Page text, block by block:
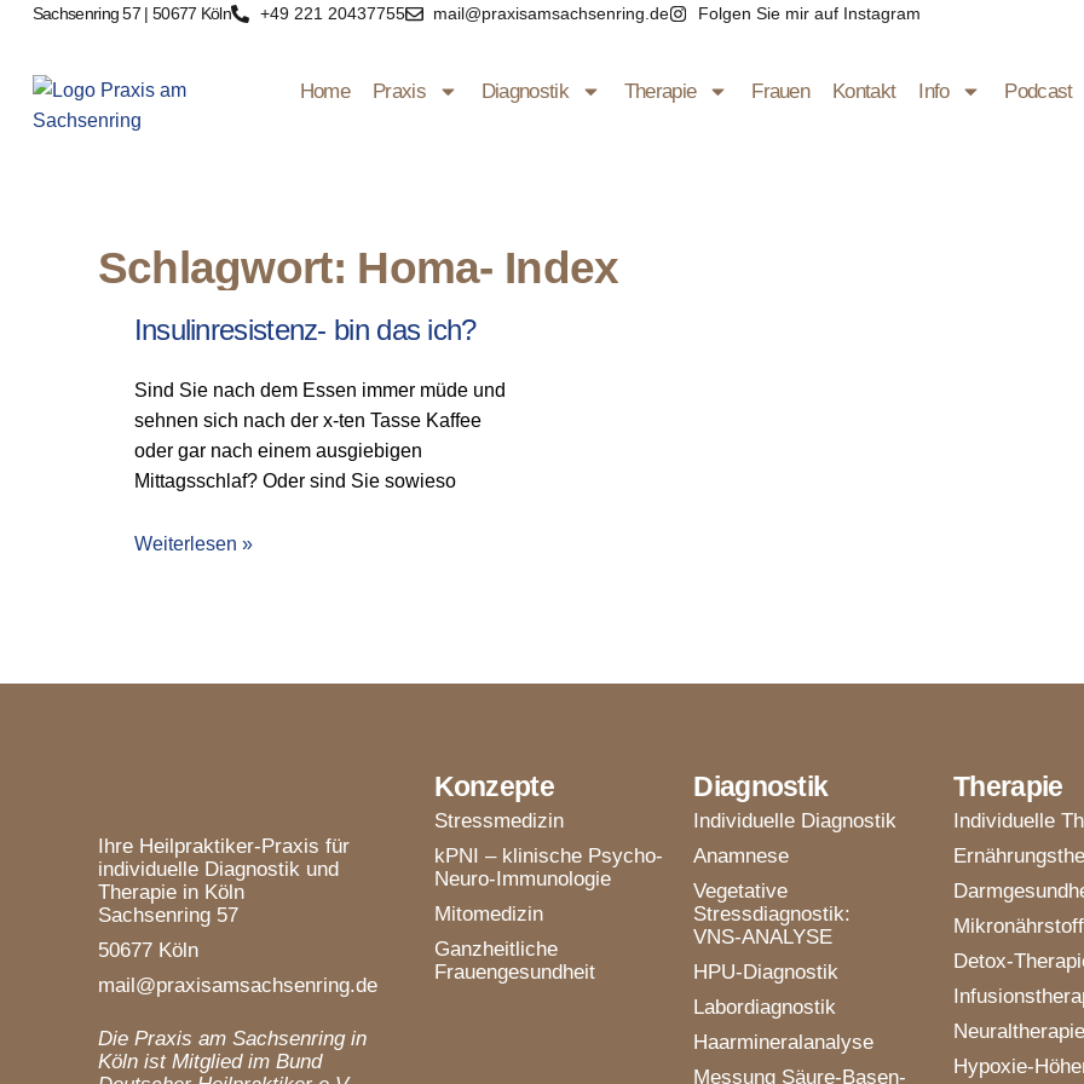
Sachsenring 57 | 50677 Köln +49 221 20437755 mail@praxisamsachsenring.de Folgen Sie mir auf Instagram
Home Praxis Diagnostik Therapie Frauen Kontakt Info Podcast
Schlagwort: Homa- Index
Insulinresistenz- bin das ich?
Sind Sie nach dem Essen immer müde und
sehnen sich nach der x-ten Tasse Kaffee
oder gar nach einem ausgiebigen
Mittagsschlaf? Oder sind Sie sowieso
Weiterlesen »
Ihre Heilpraktiker-Praxis für
individuelle Diagnostik und
Therapie in Köln
Sachsenring 57
50677 Köln
mail@praxisamsachsenring.de
Die Praxis am Sachsenring in
Köln ist Mitglied im Bund
Konzepte
Stressmedizin
kPNI – klinische Psycho-
Neuro-Immunologie
Mitomedizin
Ganzheitliche
Frauengesundheit
Diagnostik
Individuelle Diagnostik
Anamnese
Vegetative
Stressdiagnostik:
VNS-ANALYSE
HPU-Diagnostik
Labordiagnostik
Haarmineralanalyse
Messung Säure-Basen-
Therapie
Individuelle
Detox-
Hypoxie-